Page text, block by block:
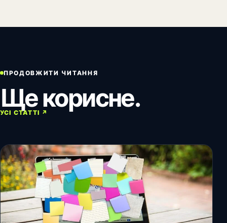
ПРОДОВЖИТИ ЧИТАННЯ
Ще корисне.
УСІ СТАТТІ ↗